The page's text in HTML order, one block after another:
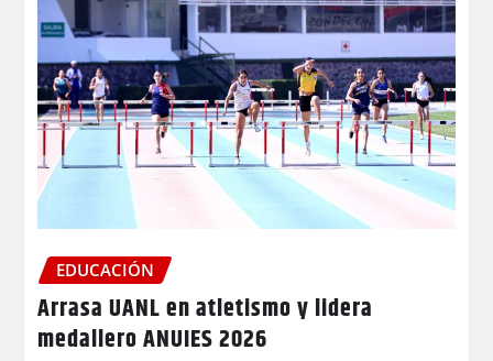
EDUCACIÓN
Arrasa UANL en atletismo y lidera
medallero ANUIES 2026